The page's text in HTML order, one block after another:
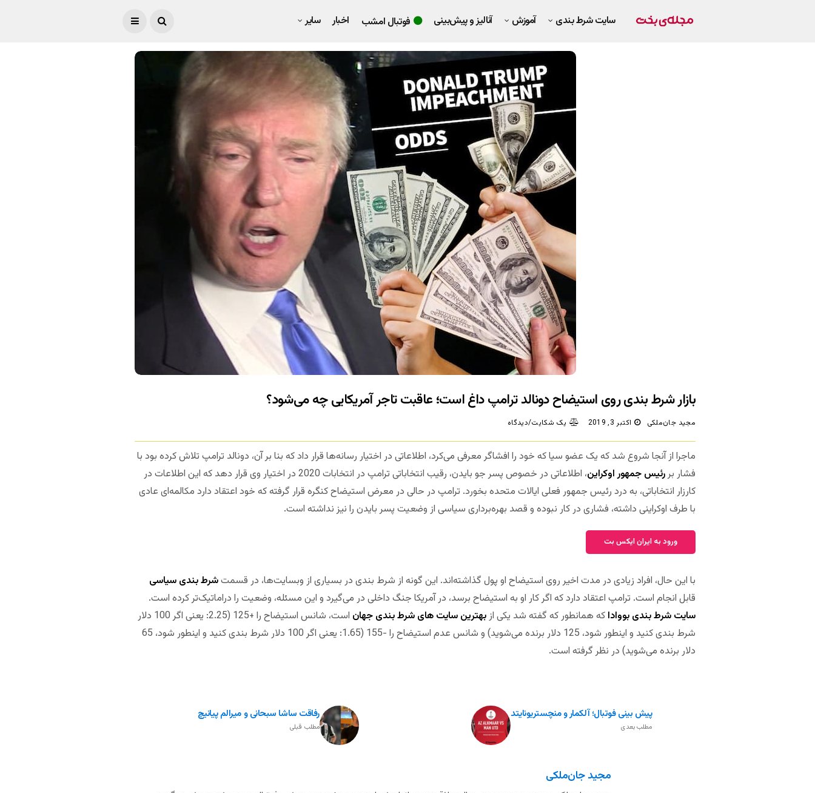
سایت شرط بندی آموزش آنالیز و پیش‌بینی فوتبال امشب اخبار سایر
بازار شرط بندی روی استیضاح دونالد ترامپ داغ است؛ عاقبت تاجر آمریکایی چه می‌شود؟
مجید جان‌ملکی اکتبر 3, 2019 یک شکایت/دیدگاه
ماجرا از آنجا شروع شد که یک عضو سیا که خود را افشاگر معرفی می‌کرد، اطلاعاتی در اختیار رسانه‌ها قرار داد که بنا بر آن، دونالد ترامپ تلاش کرده بود با
فشار بررئیس جمهور اوکراین
، اطلاعاتی در خصوص پسر جو بایدن، رقیب انتخاباتی ترامپ در انتخابات 2020 در اختیار وی قرار دهد که این اطلاعات در
کارزار انتخاباتی، به درد رئیس جمهور فعلی ایالات متحده بخورد. ترامپ در حالی در معرض استیضاح کنگره قرار گرفته که خود اعتقاد دارد مکالمه‌ای عادی
با طرف اوکراینی داشته، فشاری در کار نبوده و قصد بهره‌برداری سیاسی از وضعیت پسر بایدن را نیز نداشته است.
ورود به ایران ایکس بت
با این حال، افراد زیادی در مدت اخیر روی استیضاح او پول گذاشته‌اند. این گونه از شرط بندی در بسیاری از وبسایت‌ها، در قسمتشرط بندی سیاسی
قابل انجام است. ترامپ اعتقاد دارد که اگر کار او به استیضاح برسد، در آمریکا جنگ داخلی در می‌گیرد و این مسئله، وضعیت را دراماتیک‌تر کرده است.
سایت شرط بندی بووادا که همانطور که گفته شد یکی ازبهترین سایت های شرط بندی جهان
است، شانس استیضاح را +125 (2.25: یعنی اگر 100 دلار
شرط بندی کنید و اینطور شود، 125 دلار برنده می‌شوید) و شانس عدم استیضاح را -155 (1.65: یعنی اگر 100 دلار شرط بندی کنید و اینطور شود، 65
دلار برنده می‌شوید) در نظر گرفته است.
رفاقت ساشا سبحانی و میرالم پیانیچ
مطلب قبلی
پیش بینی فوتبال؛ آلکمار و منچستریونایتد
مطلب بعدی
مجید جان‌ملکی